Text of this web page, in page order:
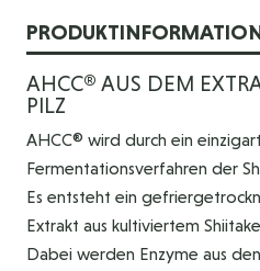
AHCC® AUS DEM
PILZ
AHCC® wird durch ein
Fermentationsverfahren der
Es entsteht ein
Extrakt aus kultiviertem
Dabei werden Enzyme aus